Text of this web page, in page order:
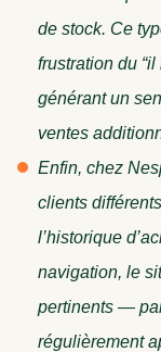
de stock. Ce
frustration du
générant un
ventes
Enfin, chez
clients
l’historique
navigation, le
pertinents —
régulièrement